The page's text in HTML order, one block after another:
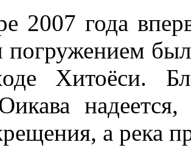
2007 года
Хитоёси.
а река